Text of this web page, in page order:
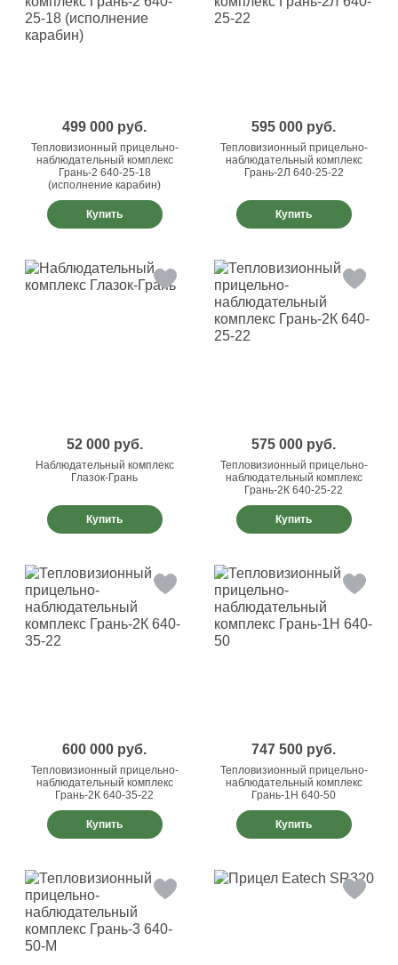
499 000 руб.
Тепловизионный прицельно-
наблюдательный комплекс
Грань-2 640-25-18
(исполнение карабин)
Купить
595 000 руб.
Тепловизионный прицельно-
наблюдательный комплекс
Грань-2Л 640-25-22
Купить
52 000 руб.
Наблюдательный комплекс
Глазок-Грань
Купить
575 000 руб.
Тепловизионный прицельно-
наблюдательный комплекс
Грань-2К 640-25-22
Купить
600 000 руб.
Тепловизионный прицельно-
наблюдательный комплекс
Грань-2К 640-35-22
Купить
747 500 руб.
Тепловизионный прицельно-
наблюдательный комплекс
Грань-1Н 640-50
Купить